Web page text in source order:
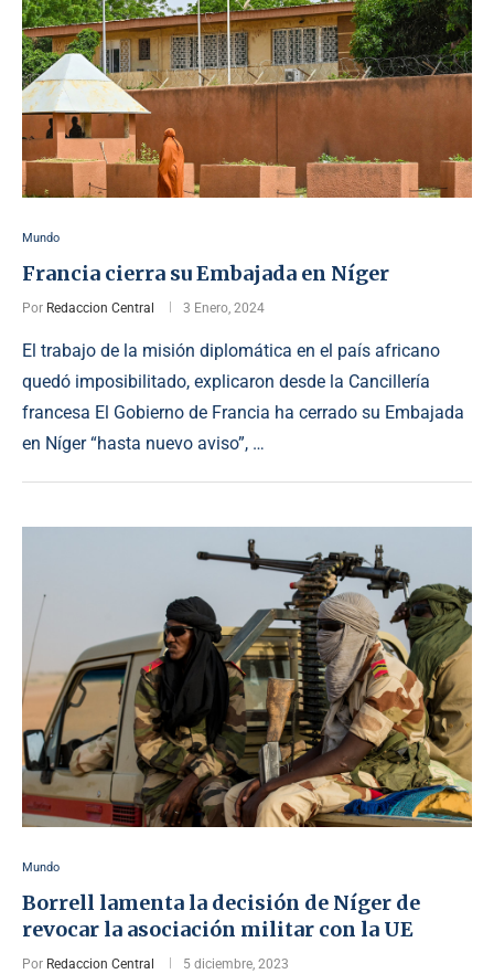
Mundo
Francia cierra su Embajada en Níger
Por Redaccion Central 3 Enero, 2024
El trabajo de la misión diplomática en el país africano
quedó imposibilitado, explicaron desde la Cancillería
francesa El Gobierno de Francia ha cerrado su Embajada
en Níger “hasta nuevo aviso”, …
Mundo
Borrell lamenta la decisión de Níger de
revocar la asociación militar con la UE
Por Redaccion Central 5 diciembre, 2023